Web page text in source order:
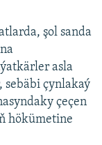
şol sanda
asla
çynlakaý
çeçen
hökümetine